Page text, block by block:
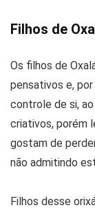
Filhos de
Os filhos de
pensativos e,
controle de si,
criativos, porém
gostam de
não admitindo
Filhos desse